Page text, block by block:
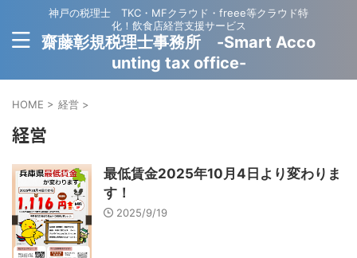
神戸の税理士 TKC・MFクラウド・freee等クラウド特
化！飲食店経営支援サービス
齋藤彰規税理士事務所 -Smart Acco
unting tax office-
HOME > 経営 >
経営
最低賃金2025年10月4日より変わりま
す！
2025/9/19